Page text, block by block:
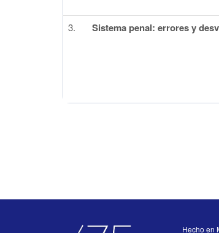
3. Sistema penal: errores y
Hecho en